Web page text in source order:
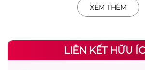
XEM THÊM
LIÊN KẾT HỮU